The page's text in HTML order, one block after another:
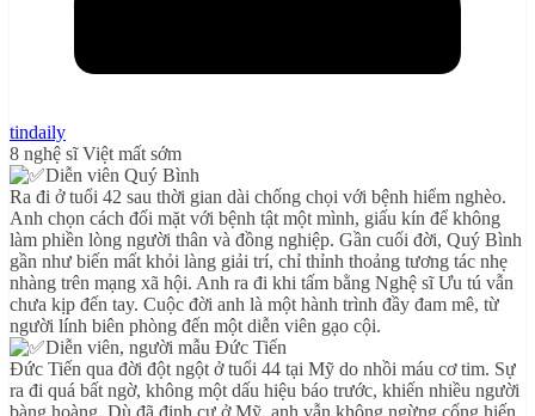
tindaily
8 nghệ sĩ Việt mất sớm
Diễn viên Quý Bình
Ra đi ở tuổi 42 sau thời gian dài chống chọi với bệnh hiểm nghèo.
Anh chọn cách đối mặt với bệnh tật một mình, giấu kín để không
làm phiền lòng người thân và đồng nghiệp. Gần cuối đời, Quý Bình
gần như biến mất khỏi làng giải trí, chỉ thỉnh thoảng tương tác nhẹ
nhàng trên mạng xã hội. Anh ra đi khi tấm bằng Nghệ sĩ Ưu tú vẫn
chưa kịp đến tay. Cuộc đời anh là một hành trình đầy đam mê, từ
người lính biên phòng đến một diễn viên gạo cội.
Diễn viên, người mẫu Đức Tiến
Đức Tiến qua đời đột ngột ở tuổi 44 tại Mỹ do nhồi máu cơ tim. Sự
ra đi quá bất ngờ, không một dấu hiệu báo trước, khiến nhiều người
bàng hoàng. Dù đã định cư ở Mỹ, anh vẫn không ngừng cống hiến